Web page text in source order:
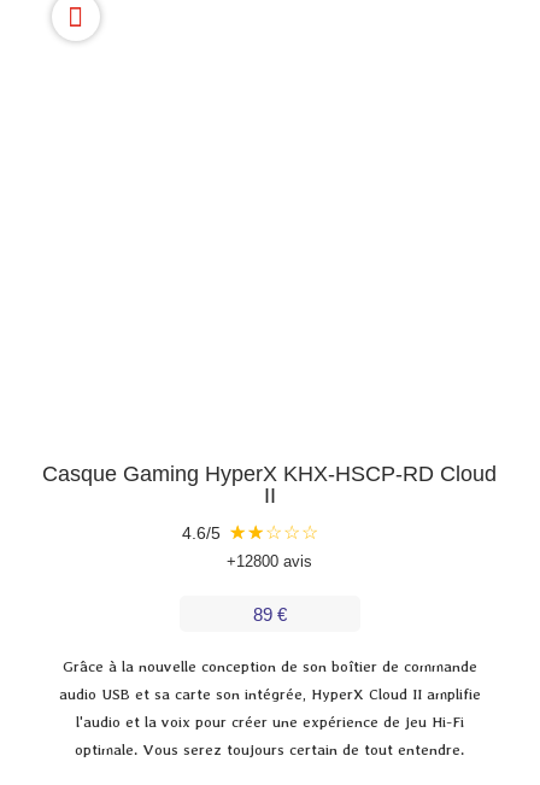

Casque Gaming HyperX KHX-HSCP-RD Cloud
II
4.6/5 ★★☆☆☆
+12800 avis
89 €
Grâce à la nouvelle conception de son boîtier de commande
audio USB et sa carte son intégrée, HyperX Cloud II amplifie
l'audio et la voix pour créer une expérience de jeu Hi-Fi
optimale. Vous serez toujours certain de tout entendre.